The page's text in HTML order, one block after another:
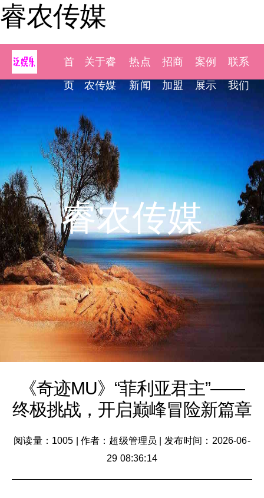
睿农传媒
首
页
关于睿
农传媒
热点
新闻
招商
加盟
案例
展示
联系
我们
睿农传媒
《奇迹MU》“菲利亚君主”——
终极挑战，开启巅峰冒险新篇章
阅读量：1005 作者：超级管理员
发布时间：2026-06-
29 08:36:14